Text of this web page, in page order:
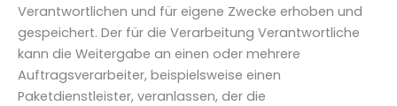
Verantwortlichen und für eigene Zwecke erhoben und
gespeichert. Der für die Verarbeitung Verantwortliche
kann die Weitergabe an einen oder mehrere
Auftragsverarbeiter, beispielsweise einen
Paketdienstleister, veranlassen, der die